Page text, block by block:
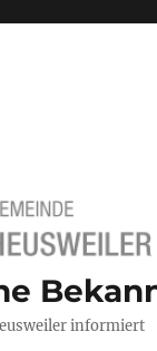
informiert